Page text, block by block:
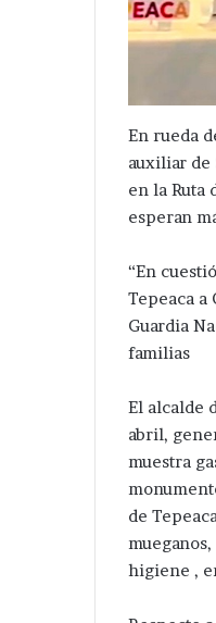
En rueda
auxiliar de
en la Ruta
esperan
“En
Tepeaca
Guardia
familias
El alcalde
abril,
muestra
de
higiene ,